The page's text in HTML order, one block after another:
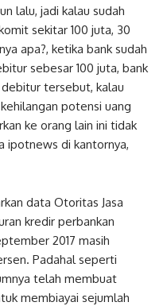
lalu, jadi kalau sudah
sekitar 100 juta, 30
apa?, ketika bank sudah
sebesar 100 juta, bank
debitur tersebut, kalau
potensi uang
ke orang lain ini tidak
ipotnews di kantornya,
data Otoritas Jasa
kredir perbankan
2017 masih
Padahal seperti
telah membuat
membiayai sejumlah